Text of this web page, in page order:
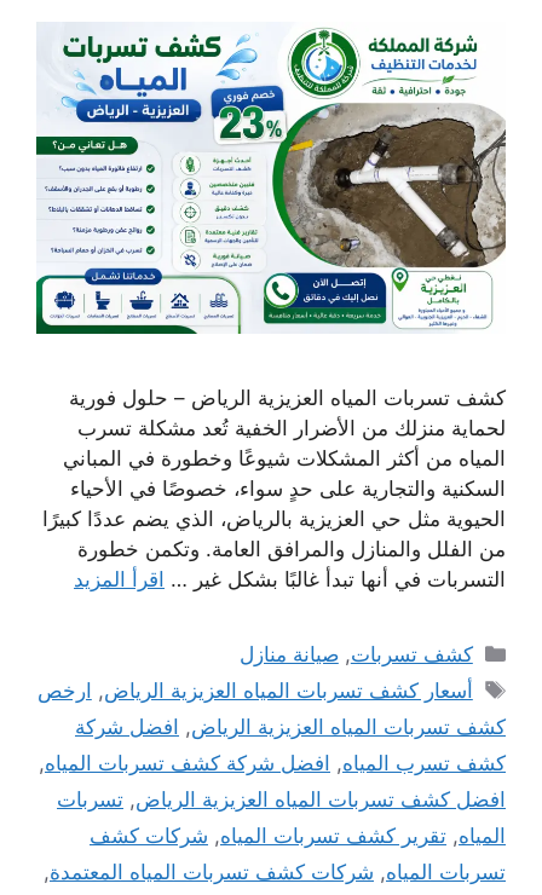
كشف تسربات المياه العزيزية الرياض – حلول فورية
لحماية منزلك من الأضرار الخفية تُعد مشكلة تسرب
المياه من أكثر المشكلات شيوعًا وخطورة في المباني
السكنية والتجارية على حدٍ سواء، خصوصًا في الأحياء
الحيوية مثل حي العزيزية بالرياض، الذي يضم عددًا كبيرًا
من الفلل والمنازل والمرافق العامة. وتكمن خطورة
التسربات في أنها تبدأ غالبًا بشكل غير … اقرأ المزيد
التصنيفات
كشف تسربات,صيانة منازل
الوسوم
أسعار كشف تسربات المياه العزيزية الرياض, ارخص
كشف تسربات المياه العزيزية الرياض, افضل شركة
كشف تسرب المياه, افضل شركة كشف تسربات المياه,
افضل كشف تسربات المياه العزيزية الرياض, تسربات
المياه, تقرير كشف تسربات المياه, شركات كشف
تسربات المياه, شركات كشف تسربات المياه المعتمدة,